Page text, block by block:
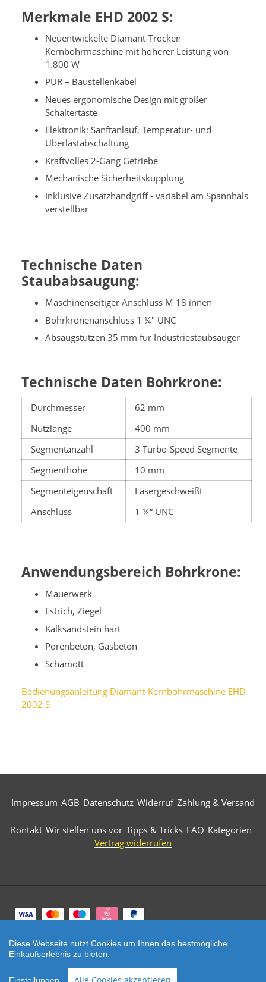
Merkmale EHD 2002 S:
Neuentwickelte Diamant-Trocken-
Kernbohrmaschine mit höherer Leistung von
1.800 W
PUR – Baustellenkabel
Neues ergonomische Design mit großer
Schaltertaste
Elektronik: Sanftanlauf, Temperatur- und
Überlastabschaltung
Kraftvolles 2-Gang Getriebe
Mechanische Sicherheitskupplung
Inklusive Zusatzhandgriff - variabel am Spannhals
verstellbar
Technische Daten
Staubabsaugung:
Maschinenseitiger Anschluss M 18 innen
Bohrkronenanschluss 1 ¼" UNC
Absaugstutzen 35 mm für Industriestaubsauger
Technische Daten Bohrkrone:
Durchmesser
62 mm
Nutzlänge
400 mm
Segmentanzahl
3 Turbo-Speed Segmente
Segmenthöhe
10 mm
Segmenteigenschaft
Lasergeschweißt
Anschluss
1 ¼“ UNC
Anwendungsbereich Bohrkrone:
Mauerwerk
Estrich, Ziegel
Kalksandstein hart
Porenbeton, Gasbeton
Schamott
Bedienungsanleitung Diamant-Kernbohrmaschine EHD
2002 S
Impressum AGB Datenschutz Widerruf Zahlung & Versand
Kontakt Wir stellen uns vor Tipps & Tricks FAQ Kategorien
Vertrag widerrufen
Zahlungsarten
© 2026 Märkische Diamantwerkzeuge. All Rights
Reserved.
Diese Webseite nutzt Cookies um Ihnen das bestmögliche
Einkaufserlebnis zu bieten.
aus Bewertungen bei: ebay.de, amazon.de, shopvote.de ⓘ